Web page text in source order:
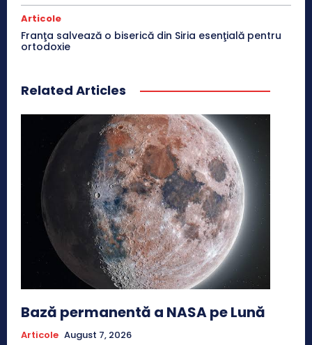
Articole
Franţa salvează o biserică din Siria esenţială pentru
ortodoxie
Related Articles
Bază permanentă a NASA pe Lună
Articole August 7, 2026